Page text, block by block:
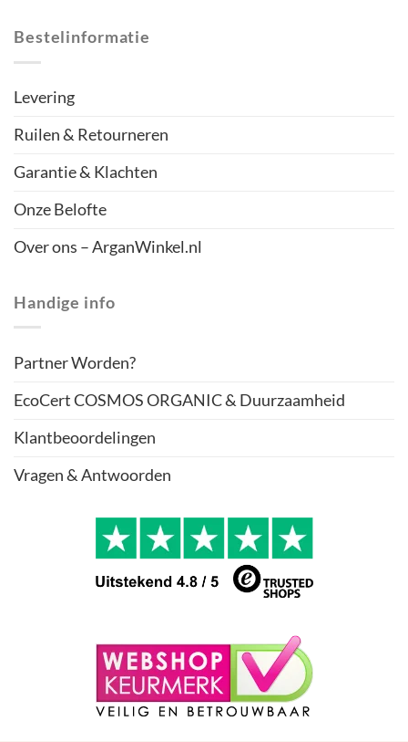
Bestelinformatie
Levering
Ruilen & Retourneren
Garantie & Klachten
Onze Belofte
Over ons – ArganWinkel.nl
Handige info
Partner Worden?
EcoCert COSMOS ORGANIC & Duurzaamheid
Klantbeoordelingen
Vragen & Antwoorden